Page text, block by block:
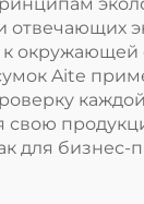
отвечающих
окружающей
Aite
свою
для